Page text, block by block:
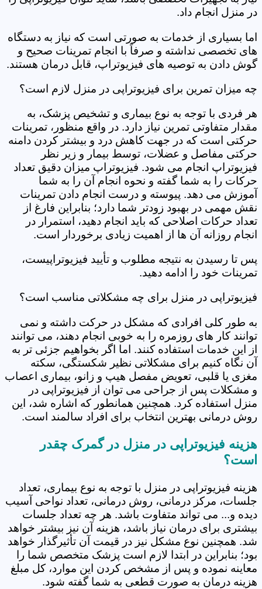
در منزل انجام داد.
اما بسیاری از خدمات به صورتی است که نیاز به دستگاه
های تخصصی نداشته و صرفاً با انجام تمرینات صحیح و
گوش دادن به توصیه های فیزیوتراپ، قابل درمان هستند.
چه میزان تمرین برای فیزیوتراپی در منزل لازم است؟
هر فردی با توجه به نوع بیماری و تشخیص پزشک، به
مقدار متفاوتی تمرین نیاز دارد. در واقع منظور، تمرینات
حرکتی است که در جهت کاهش درد و بیشتر کردن دامنه
حرکتی مفاصل و عضلات، توسط بیمار و زیر نظر
فیزیوتراپ انجام می شود. فیزیوتراپ میزان دقیق تعداد
حرکات را به شما گفته و نحوه انجام آن را به شما
آموزش می دهد. پیوسته و درست انجام دادن تمرینات
نقش مهمی در بهبود زودتر شما دارد؛ بنابراین فارغ از
تعداد حرکات اصلاحی که باید انجام دهید، استمرار در
انجام روزانه آن ها از اهمیت زیادی برخوردار است.
پس تا رسیدن به نتیجه مطلوب و تأیید فیزیوتراپیست،
تمرینات خود را ادامه دهید.
فیزیوتراپی در منزل برای چه مشکلاتی مناسب است؟
به طور کلی افرادی که مشکل در حرکت داشته و نمی
توانند کار های روزمره را به خوبی انجام دهند، می توانند
از این خدمات استفاده کنند. اما اگر بخواهیم جزئی تر به
آن نگاه کنیم برای مشکلاتی نظیر شکستگی، سکته
مغزی یا قلبی، تعویض مفصل هیپ و زانو، بیماری اعصاب
و مشکلات پس از جراحی می توان از فیزیوتراپی در
منزل استفاده کرد. همچنین همانطور که اشاره شد، این
روش درمانی بهترین انتخاب برای افراد سالمند است.
هزینه فیزیوتراپی در منزل در گمرک چقدر
است؟
هزینه فیزیوتراپی در منزل با توجه به نوع بیماری، تعداد
جلسات، مرکز درمانی، روش درمانی، تعداد نواحی آسیب
دیده و... می تواند متفاوت باشد. هر چه تعداد جلسات
بیشتری برای درمان نیاز باشد، هزینه آن نیز بیشتر خواهد
شد. همچنین نوع مشکل نیز در قیمت آن تأثیرگذار خواهد
بود؛ بنابراین در ابتدا لازم است پزشک متخصص شما را
معاینه نموده و پس از مشخص کردن این موارد، کل مبلغ
هزینه درمان به صورت قطعی به شما گفته شود.